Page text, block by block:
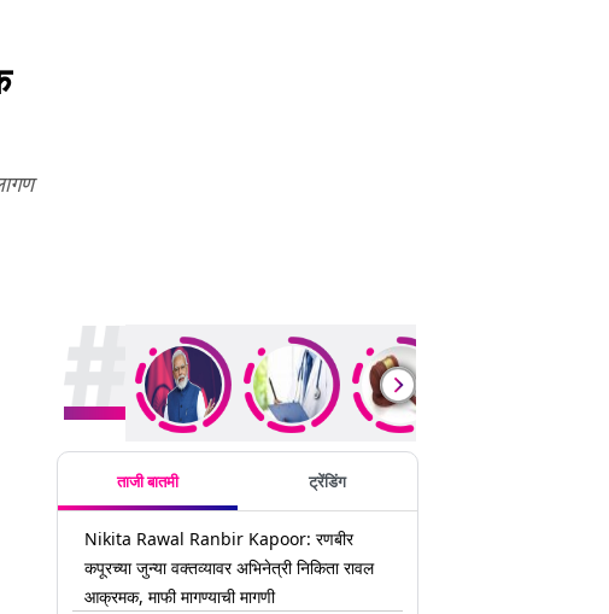
ताजी बातमी ट्रेंडिंग
Nikita Rawal Ranbir Kapoor: रणबीर
कपूरच्या जुन्या वक्तव्यावर अभिनेत्री निकिता रावल
आक्रमक, माफी मागण्याची मागणी